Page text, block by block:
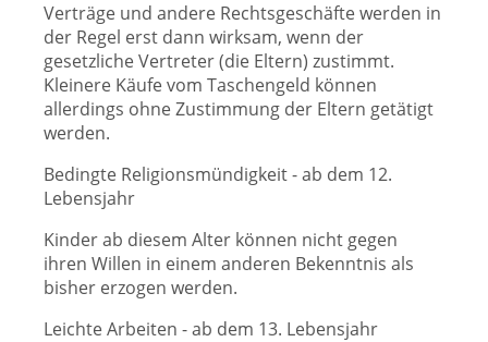
Verträge und andere Rechtsgeschäfte werden in
der Regel erst dann wirksam, wenn der
gesetzliche Vertreter (die Eltern) zustimmt.
Kleinere Käufe vom Taschengeld können
allerdings ohne Zustimmung der Eltern getätigt
werden.
Bedingte Religionsmündigkeit - ab dem 12.
Lebensjahr
Kinder ab diesem Alter können nicht gegen
ihren Willen in einem anderen Bekenntnis als
bisher erzogen werden.
Leichte Arbeiten - ab dem 13. Lebensjahr